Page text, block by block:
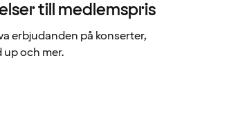
till medlemspris
erbjudanden på konserter,
up och mer.